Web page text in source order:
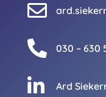

 030 – 630
 Ard